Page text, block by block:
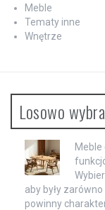
Meble
Tematy inne
Wnętrze
Losowo
aby były
powinny